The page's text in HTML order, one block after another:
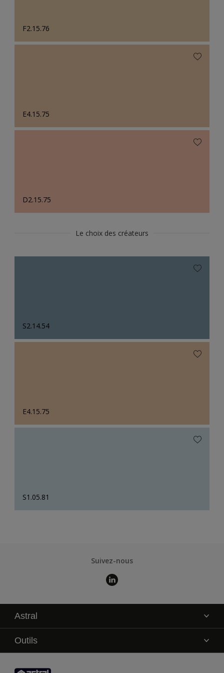
F2.15.76
E4.15.75
D2.15.75
Le choix des créateurs
S2.14.54
E4.15.75
S1.05.81
Suivez-nous
Astral
La marque
Service technique
Contact
Outils